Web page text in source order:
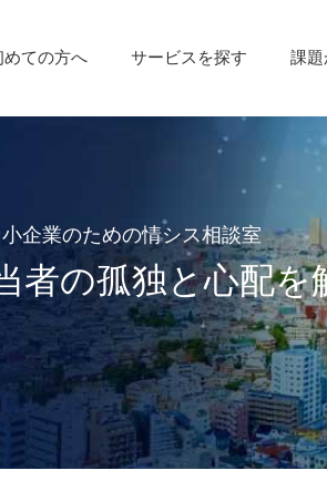
めての方へ サービスを探す 課
小企業のための情シス相談室
者の孤独と心配